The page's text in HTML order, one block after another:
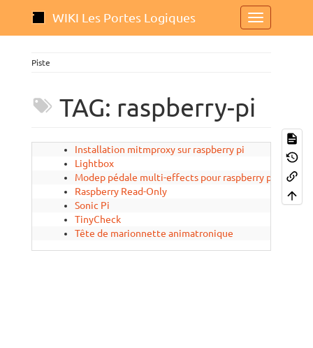
WIKI Les Portes Logiques
Piste
TAG: raspberry-pi
Installation mitmproxy sur raspberry pi
Lightbox 2022/
Modep pédale multi-effects pour raspberry pi 2021/
Raspberry Read-Only 2019/
Sonic Pi 2020/
TinyCheck
Tête de marionnette animatronique